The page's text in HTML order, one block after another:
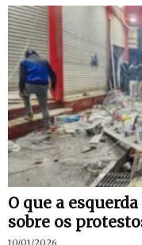
O que a
sobre os
10/01/2026